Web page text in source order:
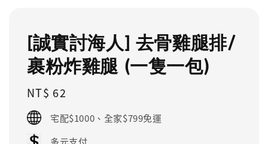
[誠實討海人] 去骨雞腿排/
裹粉炸雞腿 (一隻一包)
Regular
price
NT$ 62
宅配$1000、全家$799免運